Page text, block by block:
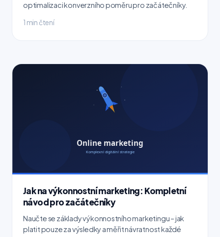
optimalizaci konverzního poměru pro začátečníky.
1 min čtení
Jak na výkonnostní marketing: Kompletní
návod pro začátečníky
Naučte se základy výkonnostního marketingu – jak
platit pouze za výsledky a měřit návratnost každé